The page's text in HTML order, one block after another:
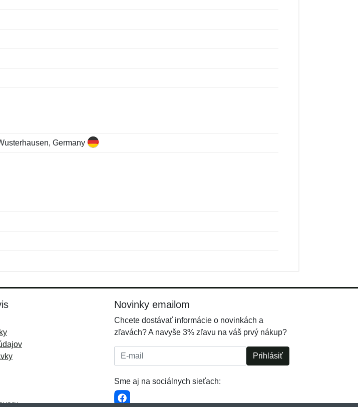
Germany
Novinky emailom
Chcete dostávať informácie o novinkách a
zľavách? A navyše 3% zľavu na váš prvý nákup?
E-mail: Prihlásiť
Sme aj na sociálnych sieťach: